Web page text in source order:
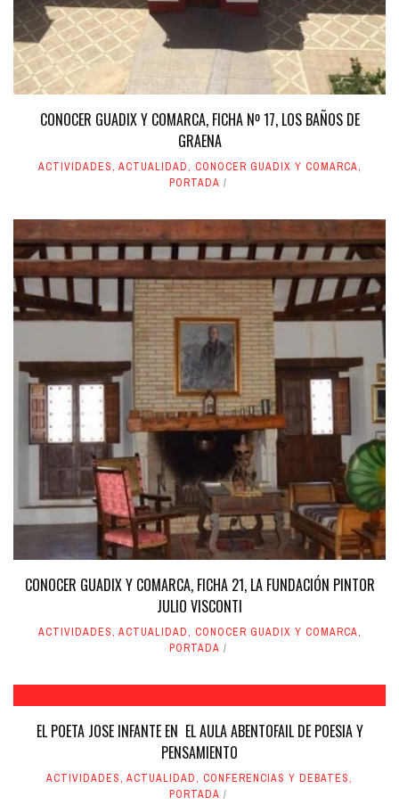
CONOCER GUADIX Y COMARCA, FICHA Nº 17, LOS BAÑOS DE
GRAENA
ACTIVIDADES, ACTUALIDAD, CONOCER GUADIX Y COMARCA,
PORTADA
CONOCER GUADIX Y COMARCA, FICHA 21, LA FUNDACIÓN PINTOR
JULIO VISCONTI
ACTIVIDADES, ACTUALIDAD, CONOCER GUADIX Y COMARCA,
PORTADA
EL POETA JOSE INFANTE EN EL AULA ABENTOFAIL DE POESIA Y
PENSAMIENTO
ACTIVIDADES, ACTUALIDAD, CONFERENCIAS Y DEBATES,
PORTADA